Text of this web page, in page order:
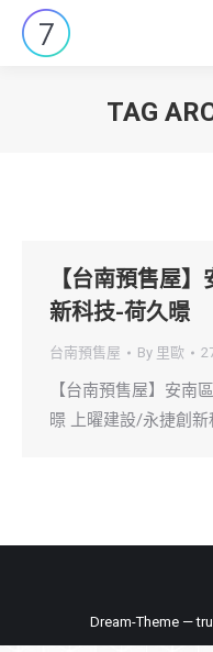
TAG
【台南預售屋
新科技-荷久暻
台南預售屋 By 里歐
【台南預售屋】安南
暻 上曜建設/永捷創
Dream-Theme —